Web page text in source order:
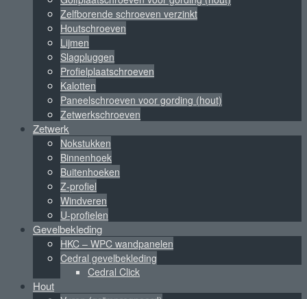
Zelfborende schroeven verzinkt
Houtschroeven
Lijmen
Slagpluggen
Profielplaatschroeven
Kalotten
Paneelschroeven voor gording (hout)
Zetwerkschroeven
Zetwerk
Nokstukken
Binnenhoek
Buitenhoeken
Z-profiel
Windveren
U-profielen
Gevelbekleding
HKC – WPC wandpanelen
Cedral gevelbekleding
Cedral Click
Hout